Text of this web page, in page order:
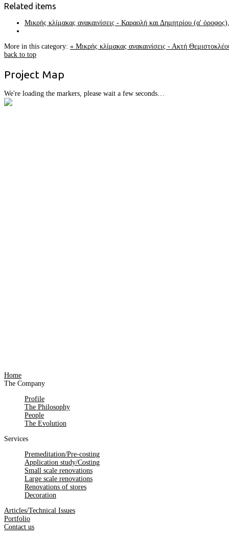
Related items
Μικρής κλίμακας ανακαινίσεις - Καραολή και Δημητρίου (α'
More in this category: « Μικρής κλίμακας ανακαινίσεις - Ακτή
back to top
Project Map
We're loading the markers, please wait a few seconds…
Home
The Company
Profile
The Philosophy
People
The Evolution
Services
Premeditation/Pre-costing
Application study/Costing
Small scale renovations
Large scale renovations
Renovations of stores
Decoration
Articles/Technical Issues
Portfolio
Contact us